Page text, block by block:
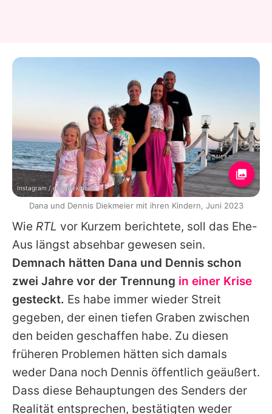
Wie RTL vor Kurzem berichtete, soll das Ehe-
Aus längst absehbar gewesen sein.
Demnach hätten Dana und Dennis schon
zwei Jahre vor der Trennung in einer Krise
gesteckt. Es habe immer wieder Streit
gegeben, der einen tiefen Graben zwischen
den beiden geschaffen habe. Zu diesen
früheren Problemen hätten sich damals
weder Dana noch Dennis öffentlich geäußert.
Dass diese Behauptungen des Senders der
Realität entsprechen, bestätigten weder
Instagram / danadiekmeier
Dana und Dennis Diekmeier mit ihren Kindern, Juni 2023